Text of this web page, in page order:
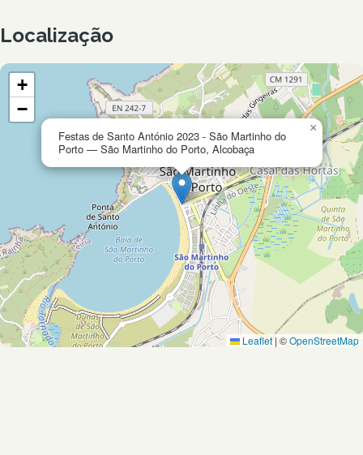
Localização
Festas de Santo António 2023 - São Martinho do
Porto — São Martinho do Porto, Alcobaça
×
+
−
Leaflet|©OpenStreetMap